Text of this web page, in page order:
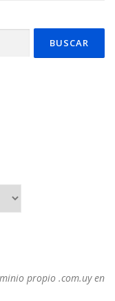
propio .com.uy en